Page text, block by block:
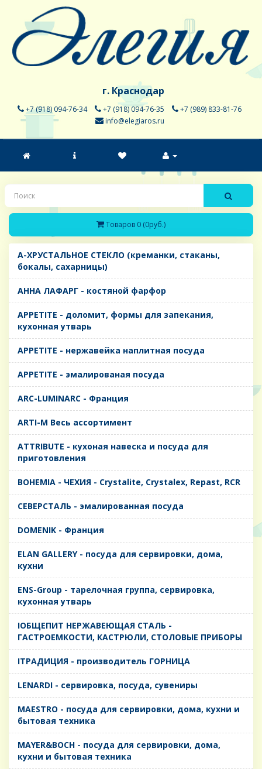
г. Краснодар
+7 (918) 094-76-34 +7 (918) 094-76-35
+7 (989) 833-81-76
info@elegiaros.ru
Товаров 0 (0руб.)
A-ХРУСТАЛЬНОЕ СТЕКЛО (креманки, стаканы,
бокалы, сахарницы)
AHHA ЛАФАРГ - костяной фарфор
APPETITE - доломит, формы для запекания,
кухонная утварь
APPETITE - нержавейка наплитная посуда
APPETITE - эмалированая посуда
ARC-LUMINARC - Франция
ARTI-M Весь ассортимент
ATTRIBUTE - кухоная навеска и посуда для
приготовления
BOHEMIA - ЧЕХИЯ - Crystalite, Crystalex, Repast, RCR
CЕВЕРСТАЛЬ - эмалированная посуда
DOMENIK - Франция
ELAN GALLERY - посуда для сервировки, дома,
кухни
ENS-Group - тарелочная группа, сервировка,
кухонная утварь
IОБЩЕПИТ НЕРЖАВЕЮЩАЯ СТАЛЬ -
ГАСТРОЕМКОСТИ, КАСТРЮЛИ, СТОЛОВЫЕ ПРИБОРЫ
IТРАДИЦИЯ - производитель ГОРНИЦА
LENARDI - сервировка, посуда, сувениры
MAESTRO - посуда для сервировки, дома, кухни и
бытовая техника
MAYER&BOCH - посуда для сервировки, дома,
кухни и бытовая техника